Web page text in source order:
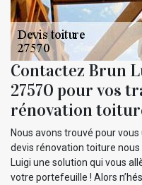
Contactez Brun
27570 pour vos
rénovation
Nous avons trouvé pour
devis rénovation toiture
Luigi une solution qui vous
votre portefeuille ! Alors